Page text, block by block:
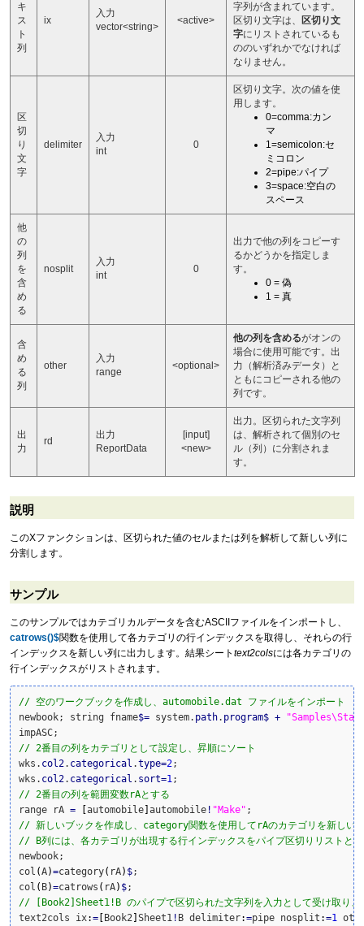
キ
ス
ト
列
ix
入力
vector<string>
<active>
字列が含まれています。
区切り文字は、
区切り文
字にリストされているも
ののいずれかでなければ
なりません。
区
切
り
文
字
delimiter
入力
int
0
区切り文字。次の値を使
用します。
0=comma:カン
マ
1=semicolon:セ
ミコロン
2=pipe:パイプ
3=space:空白の
スペース
他
の
列
を
含
め
る
nosplit
入力
int
0
出力で他の列をコピーす
るかどうかを指定しま
す。
0 = 偽
1 = 真
含
め
る
列
other
入力
range
<optional>
他の列を含めるがオンの
場合に使用可能です。出
力（解析済みデータ）と
ともにコピーされる他の
列です。
出
力
rd
出力
ReportData
[input]
<new>
出力。区切られた文字列
は、解析されて個別のセ
ル（列）に分割されま
す。
説明
このXファンクションは、区切られた値のセルまたは列を解析して新しい列に
分割します。
サンプル
このサンプルではカテゴリカルデータを含むASCIIファイルをインポートし、
catrows()$関数を使用して各カテゴリの行インデックスを取得し、それらの行
インデックスを新しい列に出力します。結果シート text2colsには各カテゴリの
行インデックスがリストされます。
// 空のワークブックを作成し、automobile.dat ファイルをインポート
newbook; string fname$= system. path. program$ +
// 2番目の列をカテゴリとして設定し、昇順にソート
wks. col2. categorical .type=2;
wks. col2. categorical . sort=1
// 2番目の列を範囲変数rAとする
range rA = automobile automobile ! "Make"
// 新しいブックを作成し、category関数を使用してrAのカテゴリを新しい
// B列には、各カテゴリが出現する行インデックスをパイプ区切りリストと
newbook;
col (A)=category( rA) $;
col ( B)=catrows ( rA) $
// [Book2]Sheet1!B のパイプで区切られた文字列を入力として受け取り、
text2cols ix:= Book2 Sheet1 ! B delimiter:=pipe nosplit :=1